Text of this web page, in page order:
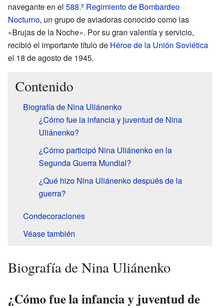
navegante en el 588.º Regimiento de Bombardeo
Nocturno, un grupo de aviadoras conocido como las
«Brujas de la Noche». Por su gran valentía y servicio,
recibió el importante título de Héroe de la Unión Soviética
el 18 de agosto de 1945.
Contenido
Biografía de Nina Uliánenko
¿Cómo fue la infancia y juventud de Nina
Uliánenko?
¿Cómo participó Nina Uliánenko en la
Segunda Guerra Mundial?
¿Qué hizo Nina Uliánenko después de la
guerra?
Condecoraciones
Véase también
Biografía de Nina Uliánenko
¿Cómo fue la infancia y juventud de